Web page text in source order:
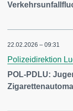
22.02.2026 – 09:31
Polizeidirektion
POL-PDLU: